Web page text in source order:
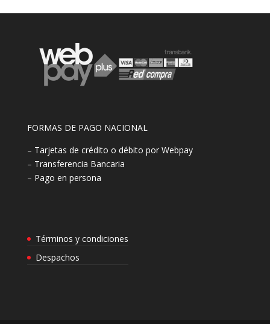
FORMAS DE PAGO NACIONAL
– Tarjetas de crédito o débito por Webpay
– Transferencia Bancaria
– Pago en persona
Términos y condiciones
Despachos